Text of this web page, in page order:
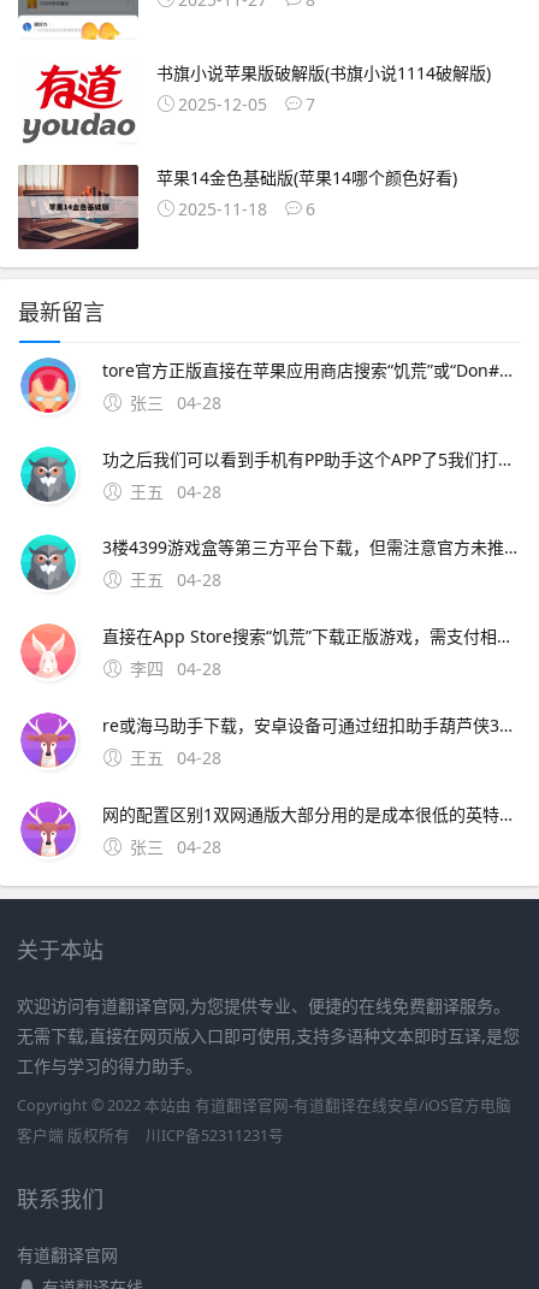
书旗小说苹果版破解版(书旗小说1114破解版)
2025-12-05
7
苹果14金色基础版(苹果14哪个颜色好看)
2025-11-18
6
最新留言
tore官方正版直接在苹果应用商店搜索“饥荒”或“Don#39t Starve”，购买并下载官方正版需付费。4、饥荒手机版下载渠道需根据手机系统区分，苹果用户可通过App Store或第三方助手下载，安卓用户需通过特定平台获取，但需注
张三
04-28
功之后我们可以看到手机有PP助手这个APP了5我们打开PP助手在顶端搜索栏上面搜索饥荒 6 然后我们就可以看到点击我们想要安装的应用软件，会弹出以下提示，确认安装就好7最后我们就等待下载安装完成就可以进去游戏了推荐几种用iphone下载游戏的方法1下载i。3、替代方案可尝试通
王五
04-28
3楼4399游戏盒等第三方平台下载，但需注意官方未推出安卓正版应用，部分渠道可能存在破解版或风险 以下是具体下载方式及注意事项一苹果设备iOS系统下载方法官方渠道App Store 直接打开苹果应用商店App Sto；手机版饥
王五
04-28
直接在App Store搜索“饥荒”下载正版游戏，需支付相应费用海马助手若希望免费获取，可通过海马助手等第三方平台下载，但需注意此类渠道可能存在版本兼容性或安全风险安卓系统下载方式 非官方渠道4399游戏盒提供饥荒手机版下载，但需确认是否为官方版本，部分用户；饥荒
李四
04-28
re或海马助手下载，安卓设备可通过纽扣助手葫芦侠3楼4399游戏盒等第三方平台下载，但需注意官方未推出安卓正版应用，部分渠道可能存在破解版或风险 以下是具体下载方式及注意事项一苹果设备iOS系统下载方法官方渠道
王五
04-28
网的配置区别1双网通版大部分用的是成本很低的英特尔XMM7360的基带，而三网公开版则都是高通MDM9645M的基带，据一些机构测试发现高通版本的iPhone 7的在信号弱的情况下表现要比Intel版本的好很多2。11、14 各地区典型情况分析如下 美版中，Sprint版无锁，V版为
张三
04-28
关于本站
欢迎访问有道翻译官网,为您提供专业、便捷的在线免费翻译服务。
无需下载,直接在网页版入口即可使用,支持多语种文本即时互译,是您
工作与学习的得力助手。
Copyright © 2022 本站由 有道翻译官网-有道翻译在线安卓/iOS官方电脑
客户端 版权所有
川ICP备52311231号
联系我们
有道翻译官网